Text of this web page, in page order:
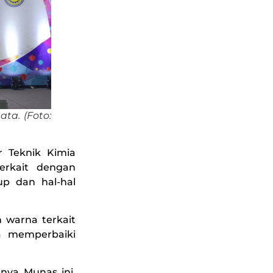
(Foto:
Teknik Kimia
dengan
dan hal-hal
warna terkait
memperbaiki